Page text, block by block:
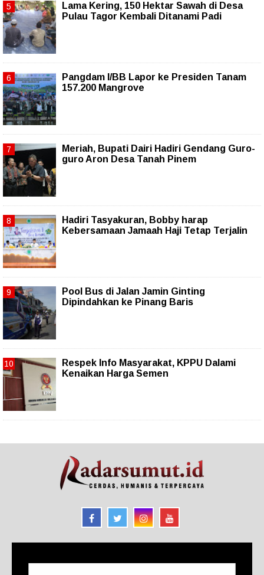
Lama Kering, 150 Hektar Sawah di Desa
Pulau Tagor Kembali Ditanami Padi
Pangdam I/BB Lapor ke Presiden Tanam
157.200 Mangrove
Meriah, Bupati Dairi Hadiri Gendang Guro-
guro Aron Desa Tanah Pinem
Hadiri Tasyakuran, Bobby harap
Kebersamaan Jamaah Haji Tetap Terjalin
Pool Bus di Jalan Jamin Ginting
Dipindahkan ke Pinang Baris
Respek Info Masyarakat, KPPU Dalami
Kenaikan Harga Semen